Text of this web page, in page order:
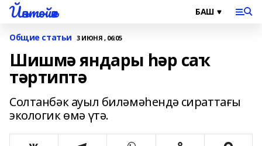
Йәнтөйәк
Общие статьи 3 ИЮНЯ , 06:05
Шишмә яндары һәр саҡ
тәртиптә
Солтанбәк ауыл биләмәһендә сираттағы
экологик өмә үтә.